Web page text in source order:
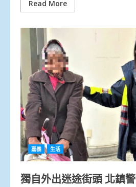
Read More
嘉義 生活
獨自外出迷途街頭 北鎮